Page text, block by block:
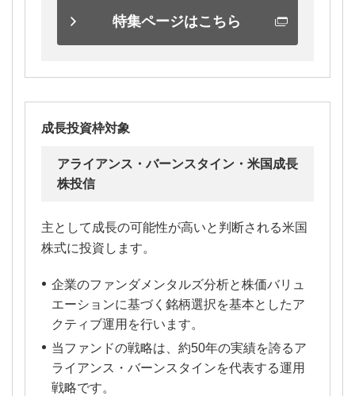
特集ページはこちら
成長投資枠対象
アライアンス・バーンスタイン・米国成長
株投信
主として成長の可能性が高いと判断される米国
株式に投資します。
企業のファンダメンタルズ分析と株価バリュ
エーションに基づく銘柄選択を基本としたア
クティブ運用を行います。
当ファンドの戦略は、約50年の実績を誇るア
ライアンス・バーンスタインを代表する運用
戦略です。